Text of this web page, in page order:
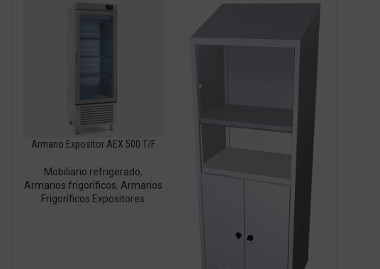
Armario Expositor AEX 500 T/F
Mobiliario refrigerado,
Armarios frigoríficos, Armarios
Frigoríficos Expositores